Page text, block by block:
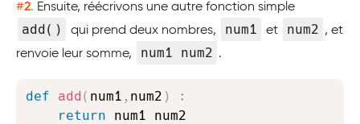
#2. Ensuite, réécrivons une autre fonction simple
add() qui prend deux nombres, num1 et num2 , et
renvoie leur somme,
num1 num2 .
def add( num1 , num2 )
:
return num1 num2